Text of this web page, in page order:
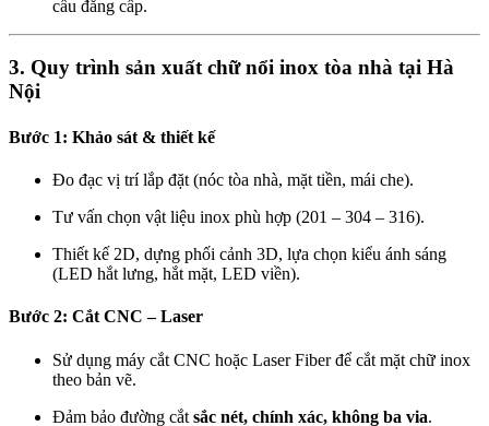
cầu đẳng cấp.
3. Quy trình sản xuất chữ nổi inox tòa nhà tại Hà
Nội
Bước 1: Khảo sát & thiết kế
Đo đạc vị trí lắp đặt (nóc tòa nhà, mặt tiền, mái che).
Tư vấn chọn vật liệu inox phù hợp (201 – 304 – 316).
Thiết kế 2D, dựng phối cảnh 3D, lựa chọn kiểu ánh sáng
(LED hắt lưng, hắt mặt, LED viền).
Bước 2: Cắt CNC – Laser
Sử dụng máy cắt CNC hoặc Laser Fiber để cắt mặt chữ inox
theo bản vẽ.
Đảm bảo đường cắt sắc nét, chính xác, không ba via.